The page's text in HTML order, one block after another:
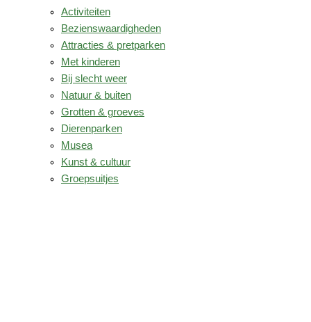
Activiteiten
Bezienswaardigheden
Attracties & pretparken
Met kinderen
Bij slecht weer
Natuur & buiten
Grotten & groeves
Dierenparken
Musea
Kunst & cultuur
Groepsuitjes